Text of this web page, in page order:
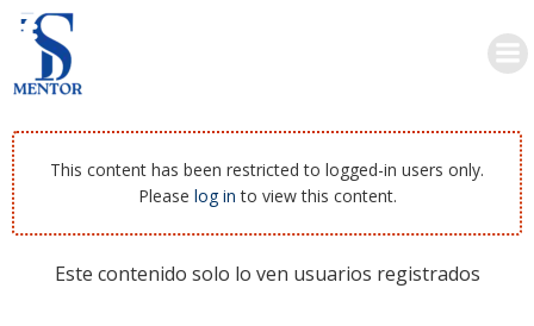
This content has been restricted to logged-in users only.
Please log in to view this content.
Este contenido solo lo ven usuarios registrados